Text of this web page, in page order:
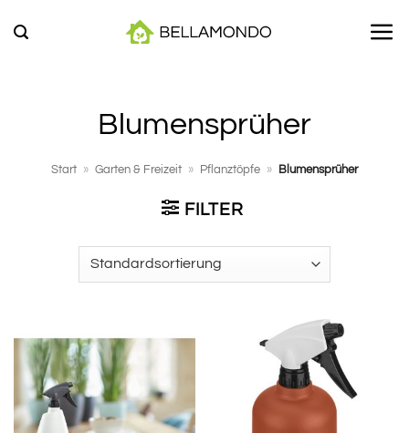
Inhalt
Blumensprüher
Start » Garten & Freizeit » Pflanztöpfe » Blumensprüher
FILTER